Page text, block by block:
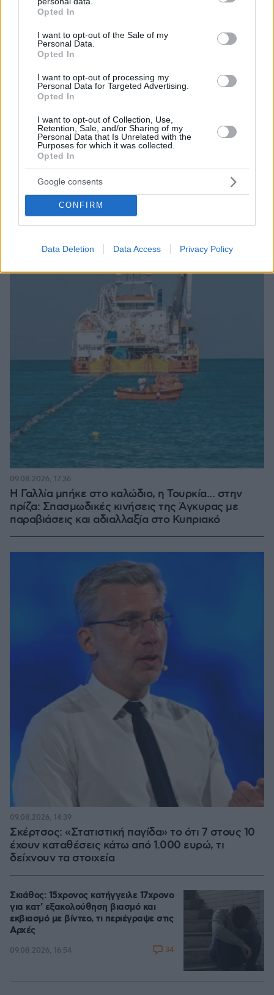
grant or deny consent to Google and its third-party tags to
use your data for below specified purposes in below Google
consent section.
Opted In
I want to opt-out of the Sale of my
Personal Data.
Opted In
I want to opt-out of processing my
Personal Data for Targeted Advertising.
Opted In
I want to opt-out of Collection, Use,
Retention, Sale, and/or Sharing of my
Personal Data that Is Unrelated with the
Purposes for which it was collected.
Opted In
Google consents
CONFIRM
Data Deletion Data Access Privacy Policy
Loaded :
100.00%
Η Πολιτική Αεροπορία διαπίστωσε κενό στον νόμο
όταν ένας... απίθανος τύπος προσγείωσε το
ελικόπτερό του στο Σαρακήνικο με εκατοντάδες
λουόμενους - Παρέμβαση Εισαγγελέα
09.08.2026, 14:15
Η Γαλλία μπήκε στο καλώδιο, η Τουρκία... στην
πρίζα: Σπασμωδικές κινήσεις της Άγκυρας με
παραβιάσεις και αδιαλλαξία στο Κυπριακό
09.08.2026, 17:36
Σκέρτσος: «Στατιστική παγίδα» το ότι 7 στους 10
έχουν καταθέσεις κάτω από 1.000 ευρώ, τι
δείχνουν τα στοιχεία
09.08.2026, 14:39
Σκιάθος: 15χρονος κατήγγειλε 17χρονο
για κατ' εξακολούθηση βιασμό και
εκβιασμό με βίντεο, τι περιέγραψε στις
Αρχές
09.08.2026, 16:54 34